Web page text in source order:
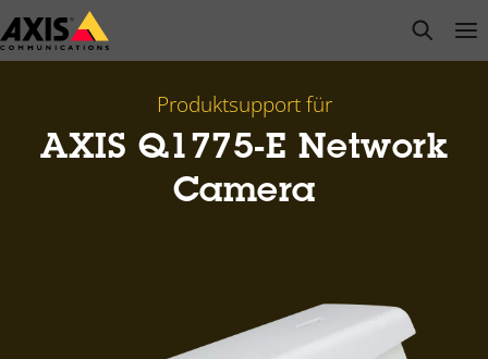
Zum
Hauptinhalt
open
Produktsupport für
AXIS Q1775-E Network
Camera